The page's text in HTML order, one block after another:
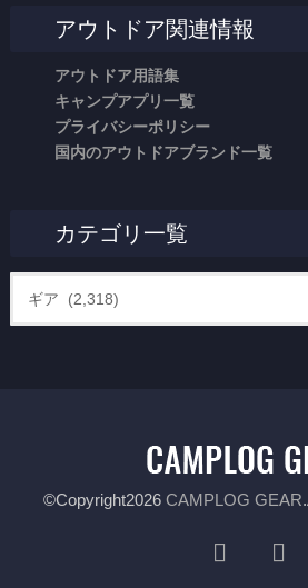
アウトドア関連情報
アウトドア用語集
キャンプアプリ一覧
プライバシーポリシー
国内のアウトドアブランド一覧
カテゴリ一覧
©Copyright2026 CAMPLOG GEAR